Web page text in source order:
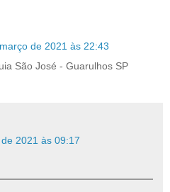
de 2021 às 22:43
São José - Guarulhos SP
2021 às 09:17